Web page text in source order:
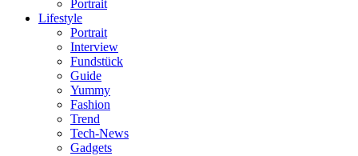
Portrait
Lifestyle
Portrait
Interview
Fundstück
Guide
Yummy
Fashion
Trend
Tech-News
Gadgets